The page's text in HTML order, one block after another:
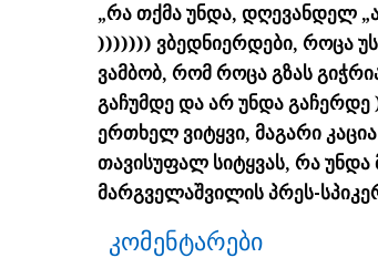
„რა თქმა უნდა, დღევანდელ
))))))) ვბედნიერდები, როცა
ვამბობ, რომ როცა გზას
გაჩუმდე და არ უნდა გაჩერდე
ერთხელ ვიტყვი, მაგარი
თავისუფალ სიტყვას, რა
მარგველაშვილის პრეს-
კომენტარები